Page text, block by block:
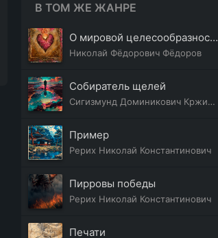
В ТОМ ЖЕ ЖАНРЕ
О мировой целесообразности
Николай Фёдорович Фёдоров
Собиратель щелей
Сигизмунд Доминикович Кржижановский
Пример
Рерих Николай Константинович
Пирровы победы
Рерих Николай Константинович
Печати